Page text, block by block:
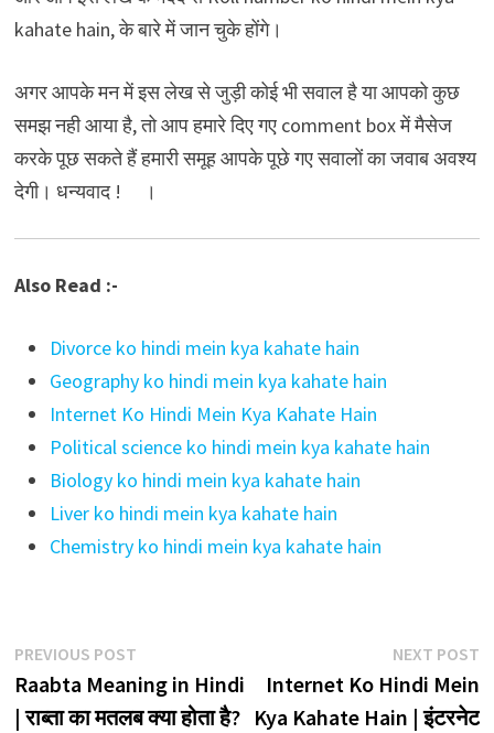
kahate hain, के बारे में जान चुके होंगे।
अगर आपके मन में इस लेख से जुड़ी कोई भी सवाल है या आपको कुछ
समझ नही आया है, तो आप हमारे दिए गए comment box में मैसेज
करके पूछ सकते हैं हमारी समूह आपके पूछे गए सवालों का जवाब अवश्य
देगी। धन्यवाद ! ।
Also Read :-
Divorce ko hindi mein kya kahate hain
Geography ko hindi mein kya kahate hain
Internet Ko Hindi Mein Kya Kahate Hain
Political science ko hindi mein kya kahate hain
Biology ko hindi mein kya kahate hain
Liver ko hindi mein kya kahate hain
Chemistry ko hindi mein kya kahate hain
Post
navigation
PREVIOUS POSTPrevious
post:
Raabta Meaning in Hindi
| राब्ता का मतलब क्या होता है?
NEXT POST
Internet Ko Hindi Mein
Kya Kahate Hain | इंटरनेट